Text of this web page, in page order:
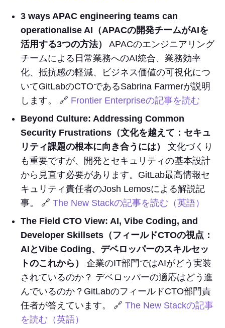
3 ways APAC engineering teams can
operationalise AI（APACの開発チームがAIを
活用する3つの方法）
APACのエンジニアリング
チームによる日常業務へのAI統合、業務効率
化、抵抗感の軽減、ビジネス価値の可視化につ
いてGitLabのCTOであるSabrina Farmerが説明
します。 🔗 Frontier Enterpriseの記事を読む
Beyond Culture: Addressing Common
Security Frustrations（文化を越えて：セキュ
リティ課題の根本に向き合うには）
文化づくり
も重要ですが、開発とセキュリティの基本設計
から見直す必要があります。GitLab最高情報セ
キュリティ責任者のJosh Lemosによる解説記
事。 🔗 The New Stackの記事を読む（英語）
The Field CTO View: AI, Vibe Coding, and
Developer Skillsets（フィールドCTOの視点：
AIとVibe Coding、デベロッパーのスキルセッ
トのこれから）
企業のIT部門ではAIがどう実装
されているのか？ デベロッパーの適応はどう進
んでいるのか？GitLabのフィールドCTO部門責
任者が答えています。 🔗 The New Stackの記事
を読む（英語）